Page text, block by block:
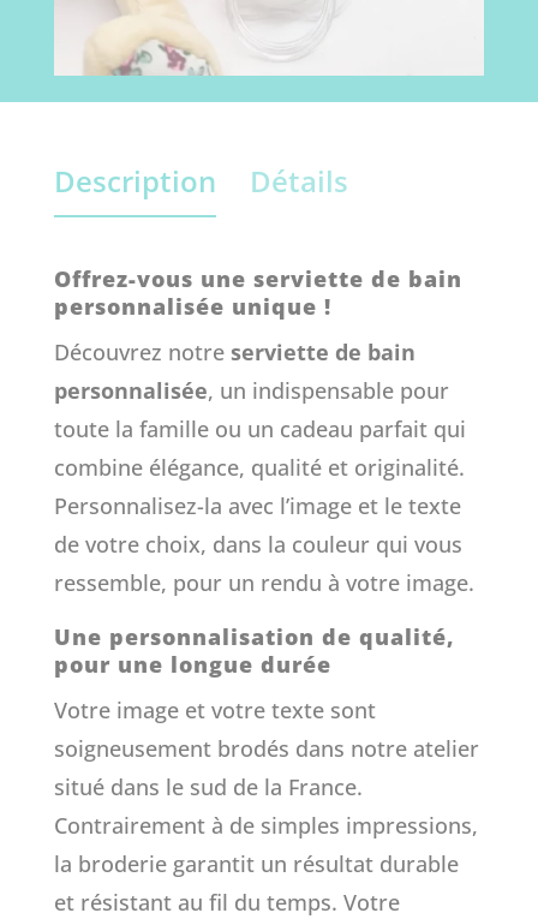
Description Détails
Offrez-vous une serviette de bain
personnalisée unique !
Découvrez notre serviette de bain
personnalisée, un indispensable pour
toute la famille ou un cadeau parfait qui
combine élégance, qualité et originalité.
Personnalisez-la avec l’image et le texte
de votre choix, dans la couleur qui vous
ressemble, pour un rendu à votre image.
Une personnalisation de qualité,
pour une longue durée
Votre image et votre texte sont
soigneusement brodés dans notre atelier
situé dans le sud de la France.
Contrairement à de simples impressions,
la broderie garantit un résultat durable
et résistant au fil du temps. Votre